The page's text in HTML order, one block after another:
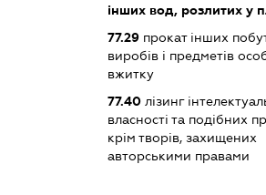
інших вод, розлитих у
77.29прокат інших
виробів і предметів
вжитку
77.40лізинг
власності та подібних
крім творів, захищених
авторськими правами